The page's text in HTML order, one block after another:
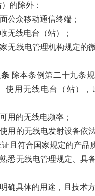
的除外：
面公众移动通信终端；
无线电台（站）；
家无线电管理机构规定的
除本条例第二十九条
使用无线电台（站），
用的无线电频率；
使用的无线电发射设备依
且符合国家规定的产品
熟悉无线电管理规定、具
明确具体的用途，且技术